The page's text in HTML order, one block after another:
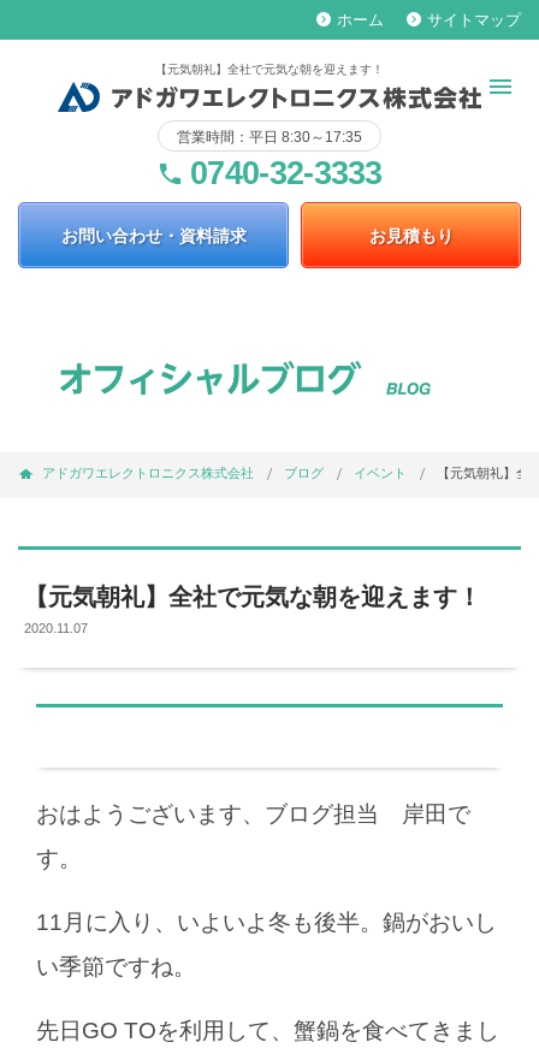
keyboard_arrow_right ホーム keyboard_arrow_right サイトマップ
【元気朝礼】全社で元気な朝を迎えます！
営業時間：平日 8:30～17:35
phone 0740-32-3333
お問い合わせ・資料請求 お見積もり
アドガワエレクトロニクス株式会社 ブログ イベント 【元気朝礼】全
【元気朝礼】全社で元気な朝を迎えます！
2020.11.07
おはようございます、ブログ担当 岸田で
す。
11月に入り、いよいよ冬も後半。鍋がおいし
い季節ですね。
先日GO TOを利用して、蟹鍋を食べてきまし